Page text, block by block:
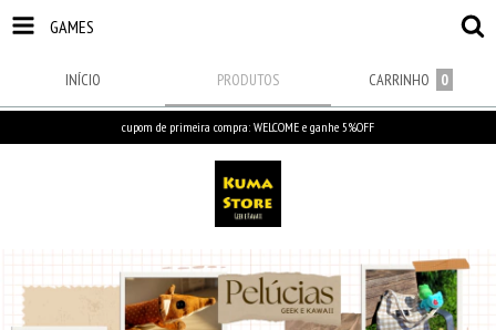
GAMES
INÍCIO PRODUTOS CARRINHO 0
cupom de primeira compra: WELCOME e ganhe 5%OFF